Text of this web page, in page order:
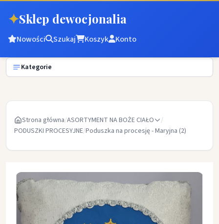
✦Sklep dewocjonalia
Nowości Szukaj Koszyk Konto
Kategorie
Strona główna/ASORTYMENT NA BOŻE CIAŁO
/
PODUSZKI PROCESYJNE/Poduszka na procesję - Maryjna (2)